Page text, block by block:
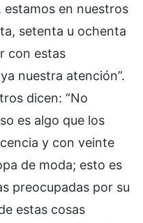
en nuestros
setenta u ochenta
con estas
nuestra atención”.
dicen: “No
es algo que los
y con veinte
de moda; esto es
preocupadas por su
estas cosas